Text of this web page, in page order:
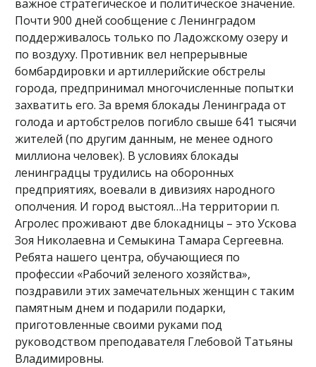
важное стратегическое и политическое значение.
Почти 900 дней сообщение с Ленинградом
поддерживалось только по Ладожскому озеру и
по воздуху. Противник вел непрерывные
бомбардировки и артиллерийские обстрелы
города, предпринимал многочисленные попытки
захватить его. За время блокады Ленинграда от
голода и артобстрелов погибло свыше 641 тысячи
жителей (по другим данным, не менее одного
миллиона человек). В условиях блокады
ленинградцы трудились на оборонных
предприятиях, воевали в дивизиях народного
ополчения. И город выстоял…На территории п.
Агролес проживают две блокадницы – это Ускова
Зоя Николаевна и Семыкина Тамара Сергеевна.
Ребята нашего центра, обучающиеся по
профессии «Рабочий зеленого хозяйства»,
поздравили этих замечательных женщин с таким
памятным днем и подарили подарки,
приготовленные своими руками под
руководством преподавателя Глебовой Татьяны
Владимировны.